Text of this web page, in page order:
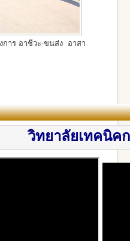
าร อาชีวะ-ขนส่ง อาสา
วิทยาลัยเทคนิค